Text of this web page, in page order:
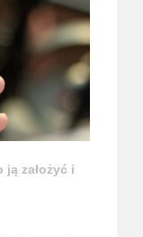
założyć i